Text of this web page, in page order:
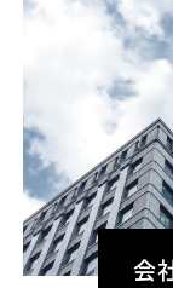
会